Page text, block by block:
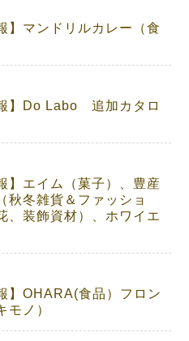
】マンドリルカレー（食
】Do Labo 追加カタロ
】エイム（菓子）、豊産
冬雑貨＆ファッショ
装飾資材）、ホワイエ
】OHARA(食品）フロン
モノ）